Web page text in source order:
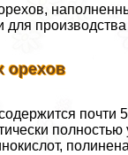
орехов